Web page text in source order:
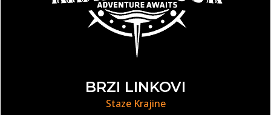
BRZI LINKOVI
Staze Krajine